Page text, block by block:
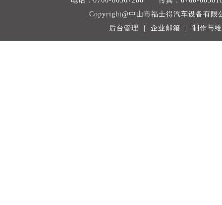
Copyright@中山市福士得汽车设备有
后台管理
企业邮箱 | 制作与维